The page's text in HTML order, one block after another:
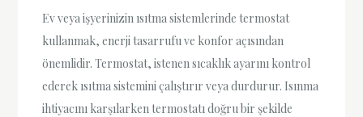
Ev veya işyerinizin ısıtma sistemlerinde termostat
kullanmak, enerji tasarrufu ve konfor açısından
önemlidir. Termostat, istenen sıcaklık ayarını kontrol
ederek ısıtma sistemini çalıştırır veya durdurur. Isınma
ihtiyacını karşılarken termostatı doğru bir şekilde